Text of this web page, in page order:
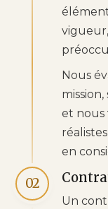
Nous
et nous
en
02
Un